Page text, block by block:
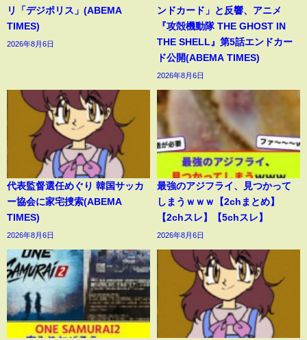
リ「デジポリス」(ABEMA
TIMES)
2026年8月6日
ンドカード」と反響、アニメ
『攻殻機動隊 THE GHOST IN
THE SHELL』第5話エンドカー
ド公開(ABEMA TIMES)
2026年8月6日
代表監督選任めぐり 韓国サッカ
ー協会に家宅捜索(ABEMA
TIMES)
2026年8月6日
最強のアジフライ、見つかって
しまうｗｗｗ【2chまとめ】
【2chスレ】【5chスレ】
2026年8月6日